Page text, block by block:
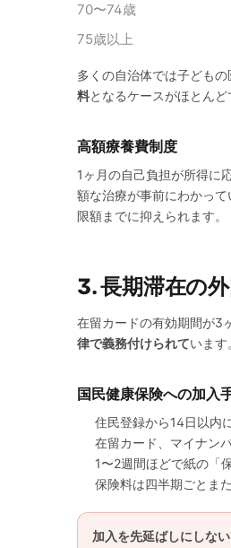
70〜74歳
75歳以上
多くの自治体では子ども
料となるケースがほとん
高額療養費制度
1ヶ月の自己負担が所得に
額な治療が事前にわかっ
限額までに抑えられます。
3. 長期滞在の
在留カードの有効期間が3
律で義務付けられています
国民健康保険への加入
住民登録から14日以内
在留カード、マイナン
1〜2週間ほどで紙の「
保険料は四半期ごとま
加入を先延ばしにしない